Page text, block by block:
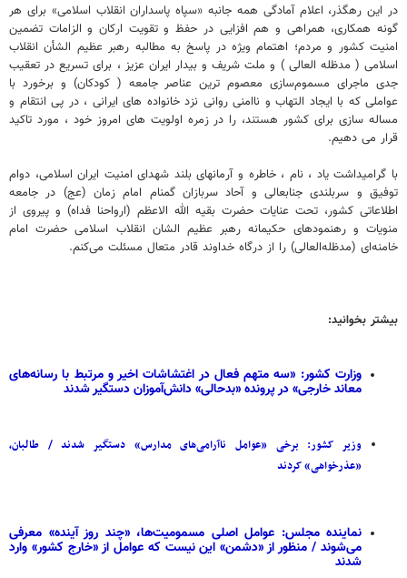
در این رهگذر، اعلام آمادگی همه جانبه «سپاه پاسداران انقلاب اسلامی» برای هر
گونه همکاری، همراهی و هم افزایی در حفظ و تقویت ارکان و الزامات تضمین
امنیت کشور و مردم؛ اهتمام ویژه در پاسخ به مطالبه رهبر عظیم الشأن انقلاب
اسلامی ( مدظله العالی ) و ملت شریف و بیدار ایران عزیز ، برای تسریع در تعقیب
جدی ماجرای مسموم‌سازی معصوم ترین عناصر جامعه ( کودکان) و برخورد با
عواملی که با ایجاد التهاب و ناامنی روانی نزد خانواده های ایرانی ، در پی انتقام و
مساله سازی برای کشور هستند، را در زمره اولویت های امروز خود ، مورد تاکید
قرار می دهیم.
با گرامیداشت یاد ، نام ، خاطره و آرمانهای بلند شهدای امنیت ایران اسلامی، دوام
توفیق و سربلندی جنابعالی و آحاد سربازان گمنام امام زمان (عج) در جامعه
اطلاعاتی کشور، تحت عنایات حضرت بقیه الله الاعظم (ارواحنا فداه) و پیروی از
منویات و رهنمودهای حکیمانه رهبر عظیم الشان انقلاب اسلامی حضرت امام
خامنه‌ای (مدظله‌العالی) را از درگاه خداوند قادر متعال مسئلت می‌کنم.
بیشتر بخوانید:
وزارت کشور: «سه متهم فعال در اغتشاشات اخیر و مرتبط با رسانه‌های
معاند خارجی» در پرونده «بدحالی» دانش‌آموزان دستگیر شدند
وزیر کشور: برخی «عوامل ناآرامی‌های مدارس» دستگیر شدند / طالبان،
«عذرخواهی» کردند
نماینده مجلس: عوامل اصلی مسمومیت‌ها، «چند روز آینده» معرفی
می‌شوند / منظور از «دشمن» این نیست که عوامل از «خارج کشور» وارد
شدند